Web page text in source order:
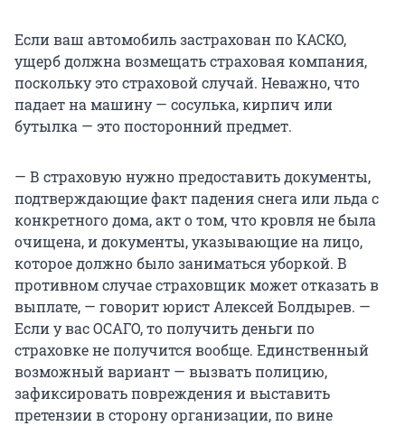
Если ваш автомобиль застрахован по КАСКО,
ущерб должна возмещать страховая компания,
поскольку это страховой случай. Неважно, что
падает на машину — сосулька, кирпич или
бутылка — это посторонний предмет.
— В страховую нужно предоставить документы,
подтверждающие факт падения снега или льда с
конкретного дома, акт о том, что кровля не была
очищена, и документы, указывающие на лицо,
которое должно было заниматься уборкой. В
противном случае страховщик может отказать в
выплате, — говорит юрист Алексей Болдырев. —
Если у вас ОСАГО, то получить деньги по
страховке не получится вообще. Единственный
возможный вариант — вызвать полицию,
зафиксировать повреждения и выставить
претензии в сторону организации, по вине